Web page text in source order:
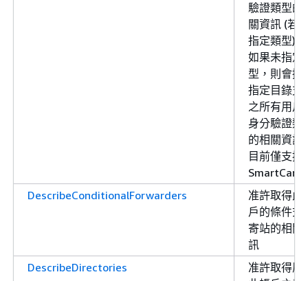
驗證類型的
關資訊 (若
指定類型)。
如果未指定
型，則會擷
指定目錄支
之所有用戶
身分驗證類
的相關資訊
目前僅支援
SmartCard
DescribeConditionalForwarders
准許取得此
戶的條件式
寄站的相關
訊
DescribeDirectories
准許取得屬